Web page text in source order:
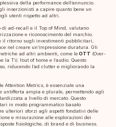
della performance dell’annuncio.
inserzionisti a capire quanto bene un
utenti rispetto ad altri.
di ad-recall e il Top of Mind, valutano
e riconoscimento del marchio.
il ritorno sugli investimenti pubblicitari,
nel creare un’impressione duratura. Gli
ad altri ambienti, come leOTT (Over-
TV, l’out of home e l’audio. Questo
riducendo l’ad clutter e migliorando la
Attention Metrics, è essenziale una
ampia e plurale, permettendo agli
a livello di mercato. Questo
in modo programmatico basato
ulteriori sforzi agli aspetti fondativi delle
e misurazione alle esplorazioni dei
fisiologiche, di brand e di business.